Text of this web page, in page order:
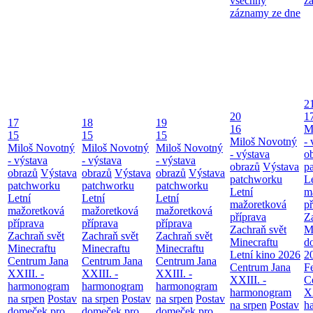
záznamy ze dne
17
15
Miloš Novotný
- výstava
obrazů Výstava
patchworku
Letní
mažoretková
příprava
Zachraň svět
Minecraftu
Centrum Jana
XXIII. -
harmonogram
na srpen Postav
18
15
Miloš Novotný
- výstava
obrazů Výstava
patchworku
Letní
mažoretková
příprava
Zachraň svět
Minecraftu
Centrum Jana
XXIII. -
harmonogram
na srpen Postav
19
15
Miloš Novotný
- výstava
obrazů Výstava
patchworku
Letní
mažoretková
příprava
Zachraň svět
Minecraftu
Centrum Jana
XXIII. -
harmonogram
na srpen Postav
20
16
Miloš Novotný
- výstava
obrazů Výstava
patchworku
Letní
mažoretková
příprava
Zachraň svět
Minecraftu
Letní kino 2026
Centrum Jana
XXIII. -
harmonogram
na srpen Postav
-